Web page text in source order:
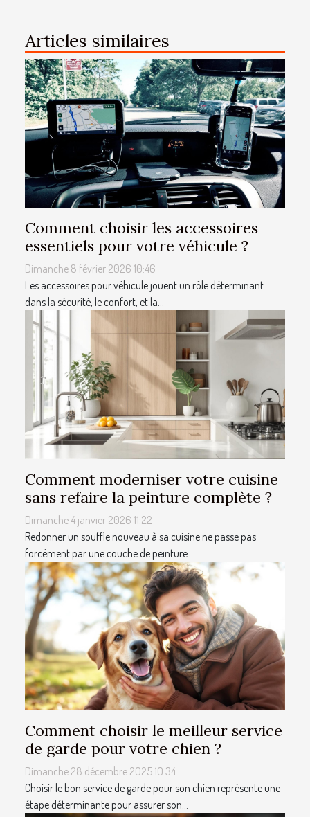
Articles similaires
Comment choisir les accessoires
essentiels pour votre véhicule ?
Dimanche 8 février 2026 10:46
Les accessoires pour véhicule jouent un rôle déterminant
dans la sécurité, le confort, et la...
Comment moderniser votre cuisine
sans refaire la peinture complète ?
Dimanche 4 janvier 2026 11:22
Redonner un souffle nouveau à sa cuisine ne passe pas
forcément par une couche de peinture...
Comment choisir le meilleur service
de garde pour votre chien ?
Dimanche 28 décembre 2025 10:34
Choisir le bon service de garde pour son chien représente une
étape déterminante pour assurer son...